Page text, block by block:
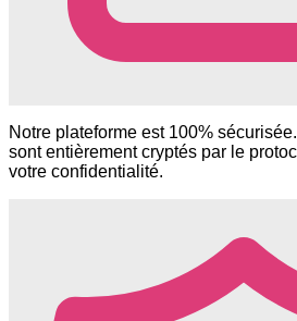
Notre plateforme est 100%
sont entièrement cryptés par le
votre confidentialité.